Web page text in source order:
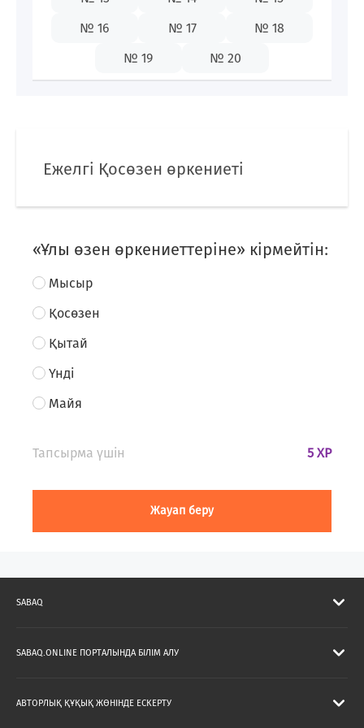
№ 16
№ 17
№ 18
№ 19
№ 20
Ежелгі Қосөзен өркениеті
«Ұлы өзен өркениеттеріне» кірмейтін:
Мысыр
Қосөзен
Қытай
Үнді
Майя
Тапсырма үшін 5 XP
Жауап беру
SABAQ
SABAQ.ONLINE ПОРТАЛЫНДА БІЛІМ АЛУ
АВТОРЛЫҚ ҚҰҚЫҚ ЖӨНІНДЕ ЕСКЕРТУ